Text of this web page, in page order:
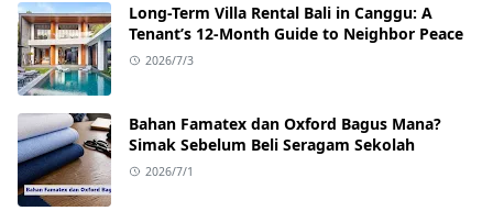
Long-Term Villa Rental Bali in Canggu: A
Tenant’s 12-Month Guide to Neighbor Peace
2026/7/3
Bahan Famatex dan Oxford Bagus Mana?
Simak Sebelum Beli Seragam Sekolah
2026/7/1